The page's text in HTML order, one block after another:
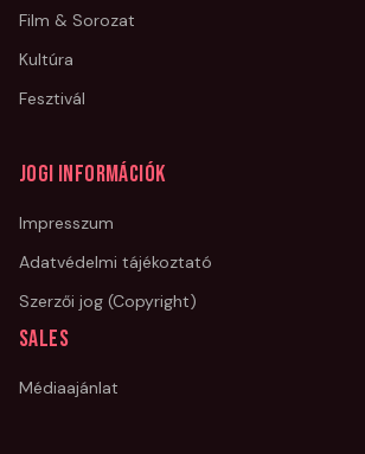
Film & Sorozat
Kultúra
Fesztivál
Jogi információk
Impresszum
Adatvédelmi tájékoztató
Szerzői jog (Copyright)
Sales
Médiaajánlat